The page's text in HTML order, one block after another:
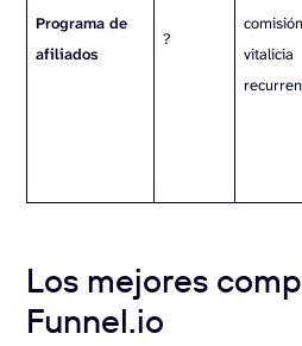
Programa de
afiliados
?
comisión
vitalicia
Los mejores
Funnel.io